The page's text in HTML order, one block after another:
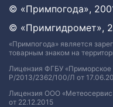
© «Примпогода»,
© «Примгидромет»,
«Примпогода» является
товарным знаком на
Лицензия ФГБУ
Р/2013/2362/100/Л от
Лицензия ООО
от 22.12.2015